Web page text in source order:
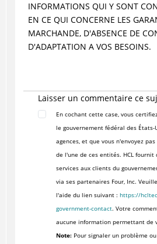
INFORMATIONS QUI Y SONT
EN CE QUI CONCERNE LES
MARCHANDE, D'ABSENCE DE
D'ADAPTATION A VOS BESOINS.
Laisser un commentaire ce
En cochant cette case, vous
le gouvernement fédéral des États-
agences, et que vous n'envoyez
de l'une de ces entités. HCL fournit
services aux clients du
via ses partenaires Four, Inc.
l'aide du lien suivant : https://
government-contact. Votre
aucune information permettant de
Note:Pour signaler un problème